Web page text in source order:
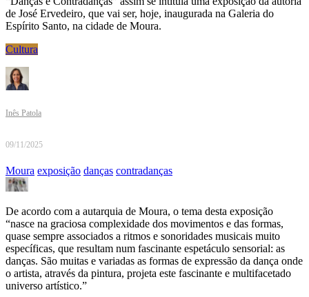
de José Ervedeiro, que vai ser, hoje, inaugurada na Galeria do
Espírito Santo, na cidade de Moura.
Cultura
Inês Patola
09/11/2025
Moura exposição danças contradanças
De acordo com a autarquia de Moura, o tema desta exposição
“nasce na graciosa complexidade dos movimentos e das formas,
quase sempre associados a ritmos e sonoridades musicais muito
específicas, que resultam num fascinante espetáculo sensorial: as
danças. São muitas e variadas as formas de expressão da dança onde
o artista, através da pintura, projeta este fascinante e multifacetado
universo artístico.”